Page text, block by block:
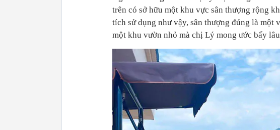
trên có sở hữu một khu vực sân thượng rộng
tích sử dụng như vậy, sân thượng đúng là
một khu vườn nhỏ mà chị Lý mong ước bấy